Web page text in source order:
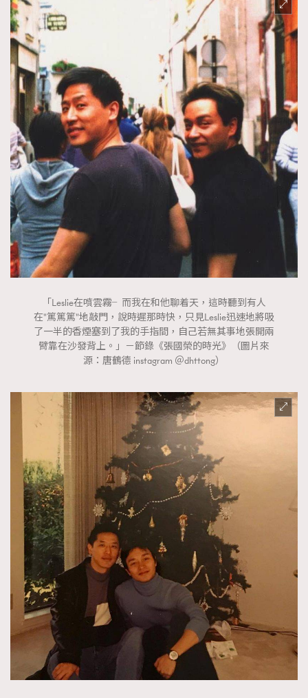
「Leslie在噴雲霧╴而我在和他聊着天，這時聽到有人
在"篤篤篤"地敲門，說時遲那時快，只見Leslie迅速地將吸
了一半的香煙塞到了我的手指間，自己若無其事地張開兩
臂靠在沙發背上。」－節錄《張國榮的時光》（圖片來
源：唐鶴德 instagram ＠dhttong）